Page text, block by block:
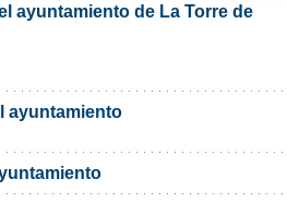
ayuntamiento de La Torre de
ayuntamiento